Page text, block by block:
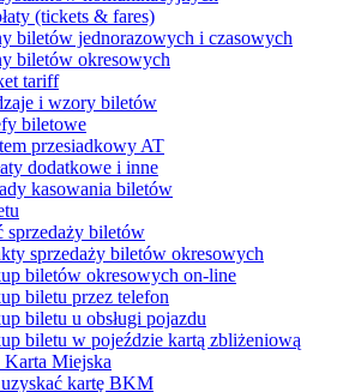
(tickets & fares)
biletów jednorazowych i czasowych
biletów okresowych
tariff
i wzory biletów
biletowe
przesiadkowy AT
dodatkowe i inne
kasowania biletów
sprzedaży biletów
sprzedaży biletów okresowych
biletów okresowych on-line
biletu przez telefon
biletu u obsługi pojazdu
biletu w pojeździe kartą zbliżeniową
Miejska
kartę BKM